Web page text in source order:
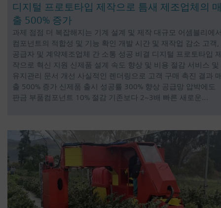
디지털 프로토타입 제작으로 틈새 제조업체의
출 500% 증가
과제 점점 더 복잡해지는 기계 설계 및 제작 대규모 어셈블리에
컴포넌트의 적합성 및 기능 확인 개발 시간 및 재작업 감소 고객,
공급자 및 계약제조업체 간 소통 성공 비결 디지털 프로토타입
작으로 혁신 지원 신제품 설계 속도 향상 및 비용 절감 서비스 및
유지관리 문서 개선 사실적인 렌더링으로 고객 구매 촉진 결과
출 500% 증가 신제품 출시 성공률 300% 향상 공급망 압박에도
판금 부품컴포넌트 10% 절감 기존보다 2~3배 빠른 새로운…